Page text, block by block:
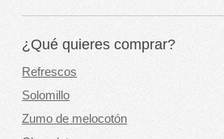
¿Qué quieres comprar?
Refrescos
Solomillo
Zumo de melocotón